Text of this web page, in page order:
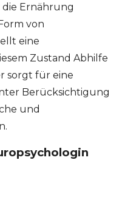
Ernährung
von
eine
Zustand Abhilfe
sorgt für eine
Berücksichtigung
und